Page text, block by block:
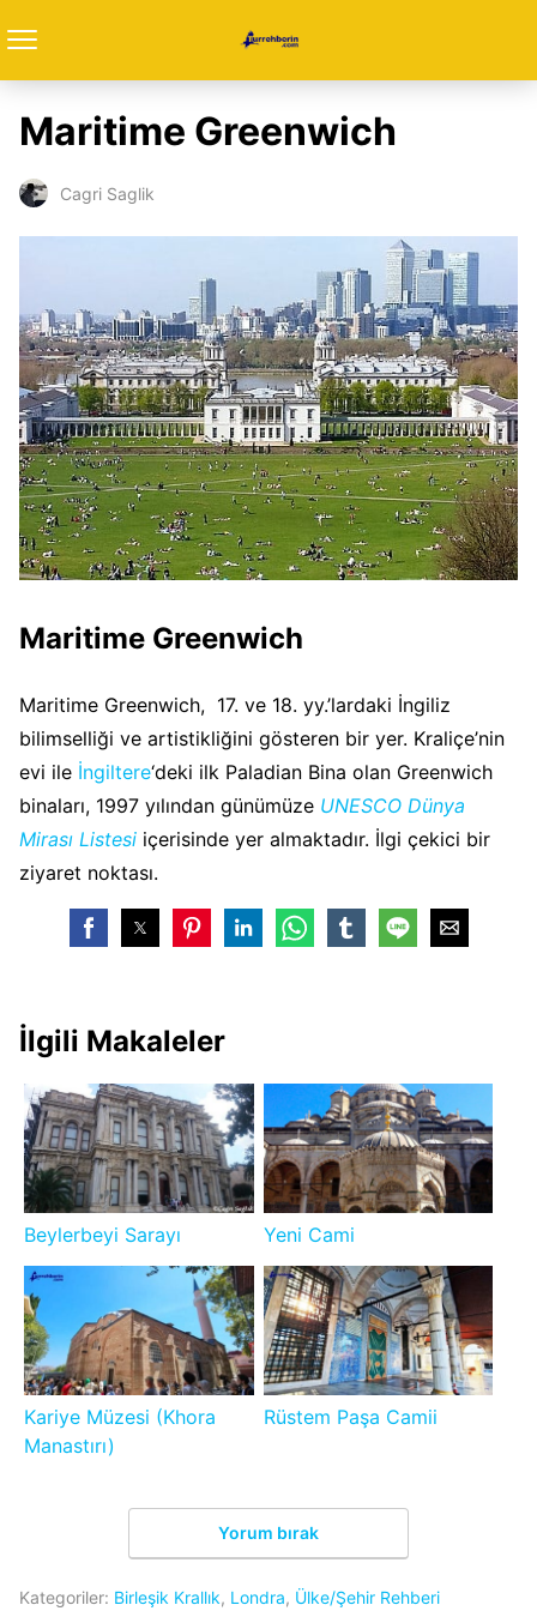
Maritime Greenwich
Cagri Saglik
Maritime Greenwich
Maritime Greenwich, 17. ve 18. yy.’lardaki İngiliz
bilimselliği ve artistikliğini gösteren bir yer. Kraliçe’nin
evi ile İngiltere‘deki ilk Paladian Bina olan Greenwich
binaları, 1997 yılından günümüze UNESCO Dünya
Mirası Listesi içerisinde yer almaktadır. İlgi çekici bir
ziyaret noktası.
İlgili Makaleler
Beylerbeyi Sarayı Yeni Cami
Kariye Müzesi (Khora
Manastırı)
Rüstem Paşa Camii
Yorum bırak
Kategoriler: Birleşik Krallık, Londra, Ülke/Şehir Rehberi